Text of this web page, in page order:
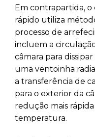
Em contrapartida,
rápido utiliza
processo de
incluem a
câmara para
uma ventoinha
a transferência de
para o exterior da
redução mais
temperatura.